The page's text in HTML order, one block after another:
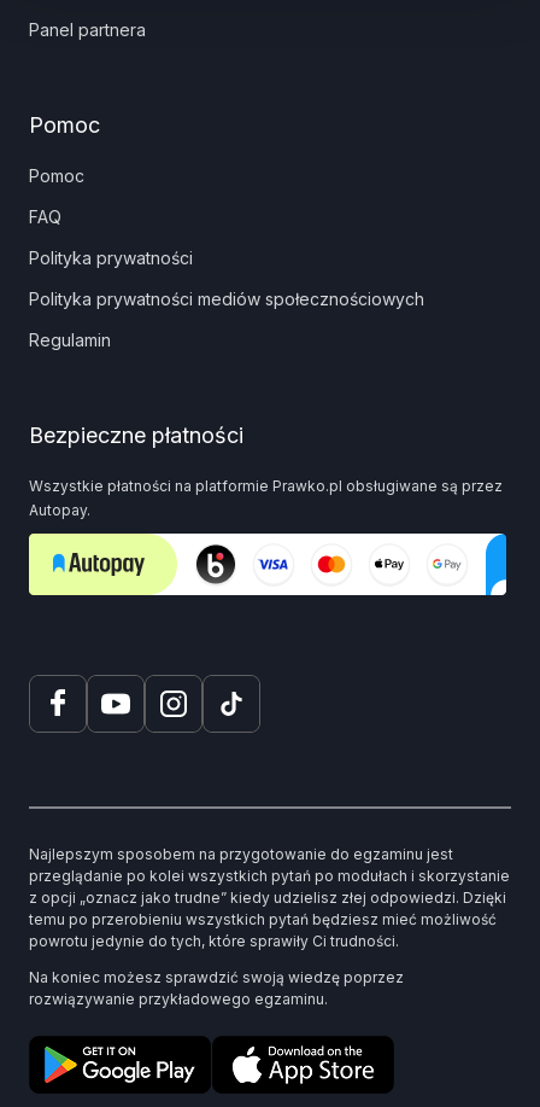
Panel partnera
Pomoc
Pomoc
FAQ
Polityka prywatności
Polityka prywatności mediów społecznościowych
Regulamin
Bezpieczne płatności
Wszystkie płatności na platformie Prawko.pl obsługiwane są przez
Autopay.
Najlepszym sposobem na przygotowanie do egzaminu jest
przeglądanie po kolei wszystkich pytań po modułach i skorzystanie
z opcji „oznacz jako trudne” kiedy udzielisz złej odpowiedzi. Dzięki
temu po przerobieniu wszystkich pytań będziesz mieć możliwość
powrotu jedynie do tych, które sprawiły Ci trudności.
Na koniec możesz sprawdzić swoją wiedzę poprzez
rozwiązywanie przykładowego egzaminu.